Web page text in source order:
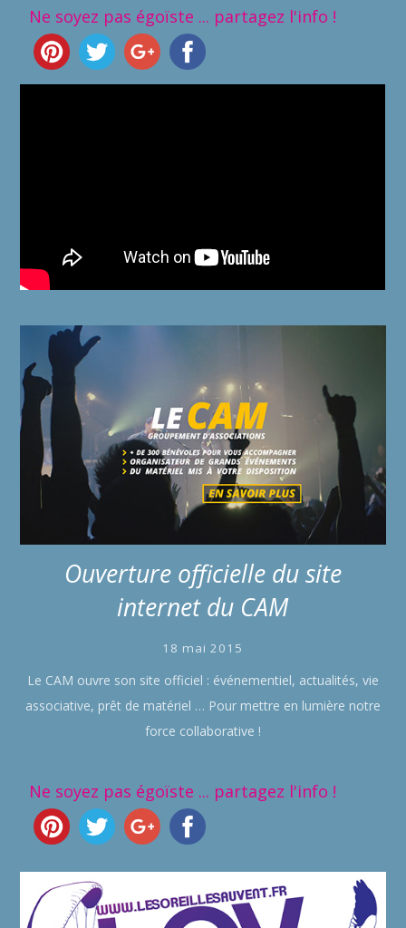
Ne soyez pas égoïste ... partagez l'info !
Ouverture officielle du site
internet du CAM
18 mai 2015
Le CAM ouvre son site officiel : événementiel, actualités, vie
associative, prêt de matériel … Pour mettre en lumière notre
force collaborative !
Ne soyez pas égoïste ... partagez l'info !